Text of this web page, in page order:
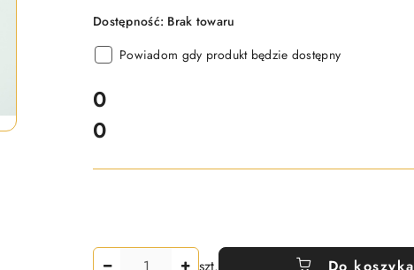
Dostępność: Brak towaru
Powiadom gdy produkt będzie dostępny
cena:
0
Cena:
0
Ilość